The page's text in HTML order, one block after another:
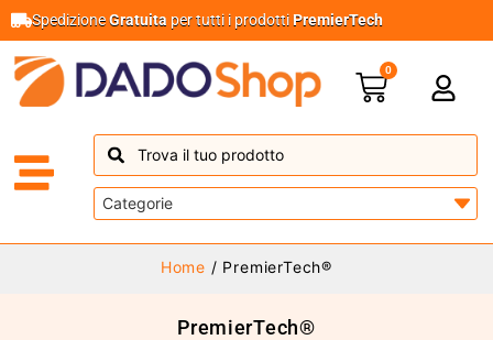
SpedizioneGratuita per tutti i prodottiPremierTech
0
Home / PremierTech®
PremierTech®